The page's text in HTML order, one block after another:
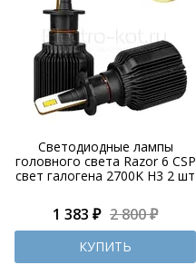
Светодиодные лампы
головного света Razor 6 CSP
свет галогена 2700K H3 2 шт
1 383 ₽ 2 800 ₽
КУПИТЬ